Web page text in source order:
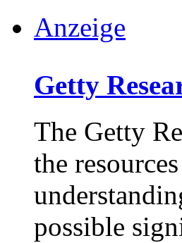
Anzeige
Getty
The Getty
the
possible